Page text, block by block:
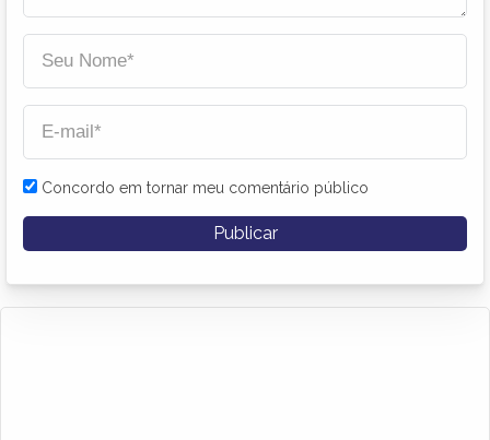
Concordo em tornar meu comentário público